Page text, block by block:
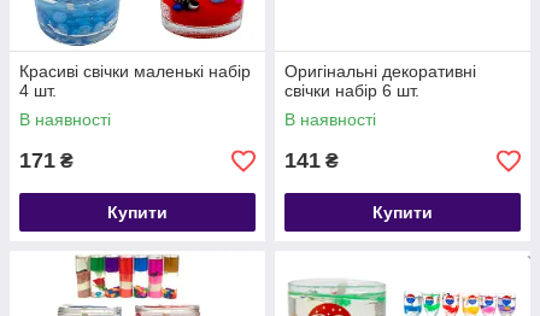
Красиві свічки маленькі набір
4 шт.
В наявності
171 ₴
Купити
Оригінальні декоративні
свічки набір 6 шт.
В наявності
141 ₴
Купити